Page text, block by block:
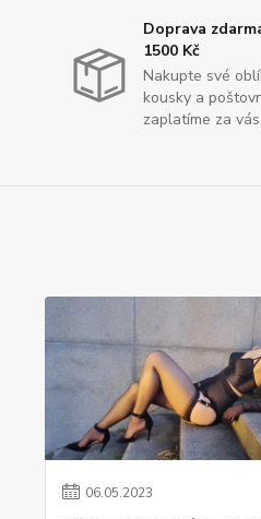
Doprava
1500 Kč
Nakupte své
kousky a
zaplatíme za vás.
06.05.2023